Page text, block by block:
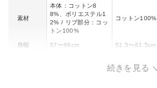
素材
本体：コットン8
8%、ポリエステル1
2% / リブ部分：コッ
トン100%
コットン100%
身幅 57〜66cm 51.5〜61.5cm
続きを見る